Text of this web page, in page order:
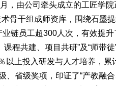
，由公司牵头成立的工匠学
骨干组成师资库，围绕石墨
链员工超300人次，有效提
课程共建、项目共研”及“师带
以上投入研发与人才培养，
、省级奖项，印证了“产教融